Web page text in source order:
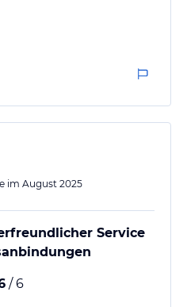
im August 2025
Service
/ 6